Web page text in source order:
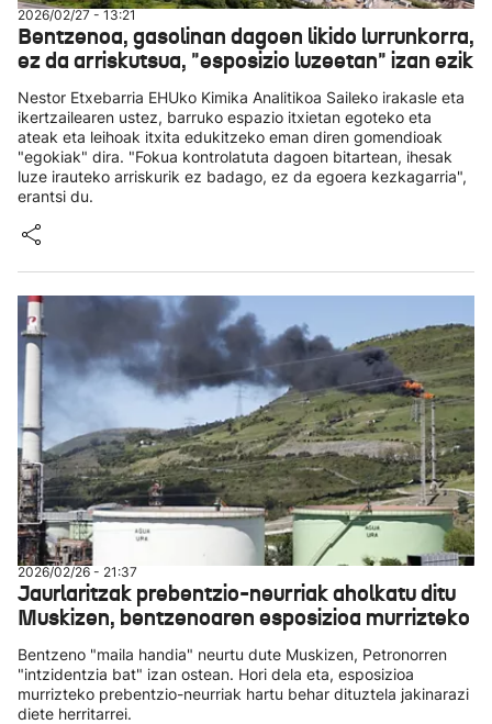
2026/02/27 - 13:21
Bentzenoa, gasolinan dagoen likido lurrunkorra,
ez da arriskutsua, "esposizio luzeetan" izan ezik
Nestor Etxebarria EHUko Kimika Analitikoa Saileko irakasle eta
ikertzailearen ustez, barruko espazio itxietan egoteko eta
ateak eta leihoak itxita edukitzeko eman diren gomendioak
"egokiak" dira. "Fokua kontrolatuta dagoen bitartean, ihesak
luze irauteko arriskurik ez badago, ez da egoera kezkagarria",
erantsi du.
2026/02/26 - 21:37
Jaurlaritzak prebentzio-neurriak aholkatu ditu
Muskizen, bentzenoaren esposizioa murrizteko
Bentzeno "maila handia" neurtu dute Muskizen, Petronorren
"intzidentzia bat" izan ostean. Hori dela eta, esposizioa
murrizteko prebentzio-neurriak hartu behar dituztela jakinarazi
diete herritarrei.